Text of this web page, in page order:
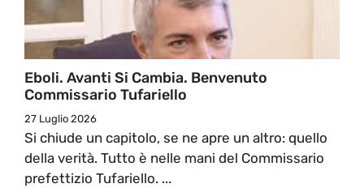
Eboli. Avanti Si Cambia. Benvenuto
Commissario Tufariello
27 Luglio 2026
Si chiude un capitolo, se ne apre un altro: quello
della verità. Tutto è nelle mani del Commissario
prefettizio Tufariello. ...